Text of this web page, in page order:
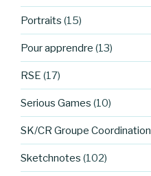
Portraits (15)
Pour apprendre (13)
RSE (17)
Serious Games (10)
SK/CR Groupe Coordination
Sketchnotes (102)